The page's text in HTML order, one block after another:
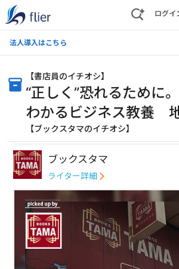
ログイ
法人導入はこちら
【書店員のイチオシ】
“正しく”恐れるために
わかるビジネス教養 地
【ブックスタマのイチオシ】
ブックスタマ
ライター詳細